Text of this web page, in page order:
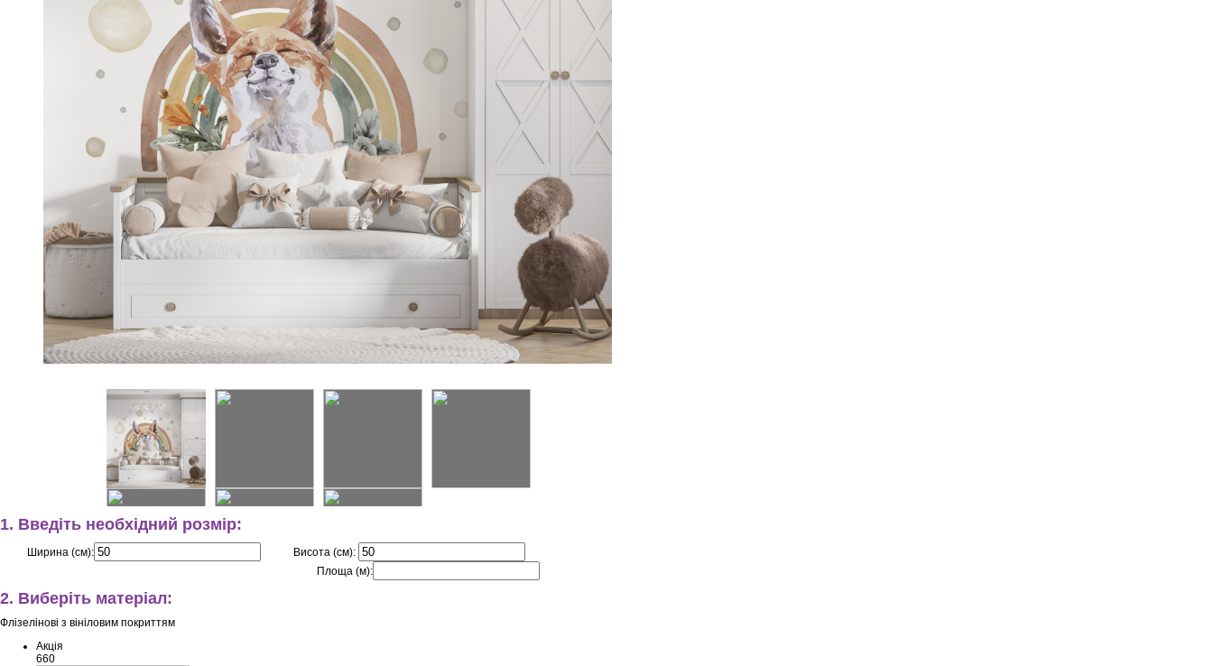
1. Введіть необхідний розмір:
Ширина (см):
Висота (см):
Площа (м):
2. Виберіть матеріал:
Флізелінові з вініловим покриттям
Акція
660